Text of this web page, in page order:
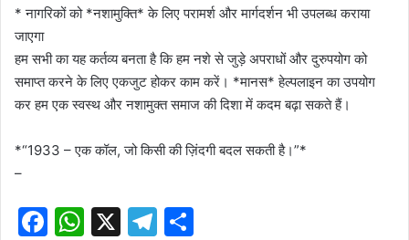
* नागरिकों को *नशामुक्ति* के लिए परामर्श और मार्गदर्शन भी उपलब्ध कराया
जाएगा
हम सभी का यह कर्तव्य बनता है कि हम नशे से जुड़े अपराधों और दुरुपयोग को
समाप्त करने के लिए एकजुट होकर काम करें। *मानस* हेल्पलाइन का उपयोग
कर हम एक स्वस्थ और नशामुक्त समाज की दिशा में कदम बढ़ा सकते हैं।
*“1933 – एक कॉल, जो किसी की ज़िंदगी बदल सकती है।”*
–
F
W X
T